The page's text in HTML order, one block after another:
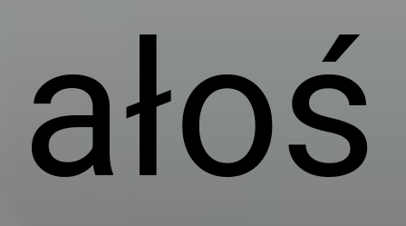
ałoś